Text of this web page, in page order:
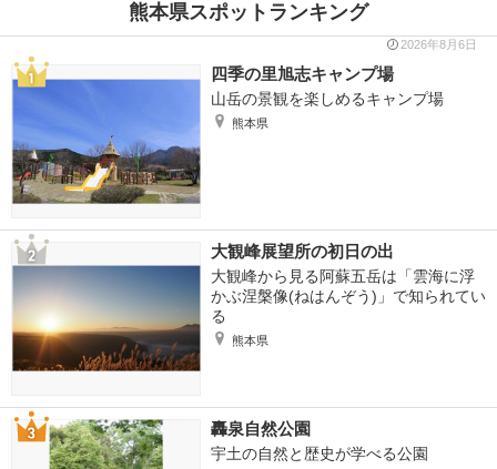
熊本県スポットランキング
2026年8月6日
四季の里旭志キャンプ場
山岳の景観を楽しめるキャンプ場
熊本県
大観峰展望所の初日の出
大観峰から見る阿蘇五岳は「雲海に浮
かぶ涅槃像(ねはんぞう)」で知られてい
る
熊本県
轟泉自然公園
宇土の自然と歴史が学べる公園